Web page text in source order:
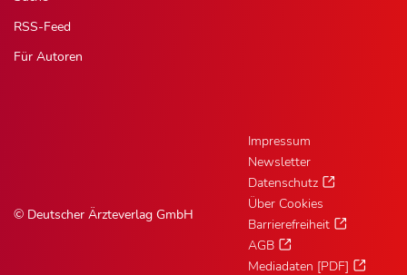
RSS-Feed
Für Autoren
© Deutscher Ärzteverlag GmbH
Impressum
Newsletter
Datenschutz
Über Cookies
Barrierefreiheit
AGB
Mediadaten [PDF]